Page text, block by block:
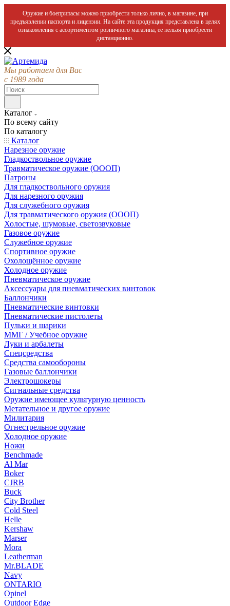
Оружие и боеприпасы можно приобрести только лично, в магазине, при
предъявлении паспорта и лицензии. На сайте эта продукция представлена в целях
ознакомления с ассортиментом розничного магазина, ее нельзя приобрести
дистанционно.
Мы работаем для Вас
с 1989 года
Каталог
По всему сайту
По каталогу
Каталог
Нарезное оружие
Гладкоствольное оружие
Травматическое оружие (ОООП)
Патроны
Для гладкоствольного оружия
Для нарезного оружия
Для служебного оружия
Для травматического оружия (ОООП)
Холостые, шумовые, светозвуковые
Газовое оружие
Служебное оружие
Спортивное оружие
Охолощённое оружие
Холодное оружие
Пневматическое оружие
Аксессуары для пневматических винтовок
Баллончики
Пневматические винтовки
Пневматические пистолеты
Пульки и шарики
ММГ / Учебное оружие
Луки и арбалеты
Спецсредства
Средства самообороны
Газовые баллончики
Электрошокеры
Сигнальные средства
Оружие имеющее культурную ценность
Метательное и другое оружие
Милитария
Огнестрельное оружие
Холодное оружие
Ножи
Benchmade
Al Mar
Boker
CJRB
Buck
City Brother
Cold Steel
Helle
Kershaw
Marser
Mora
Leatherman
Mr.BLADE
Navy
ONTARIO
Opinel
Outdoor Edge